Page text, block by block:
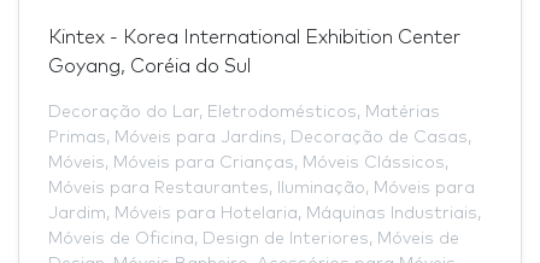
Kintex - Korea International Exhibition Center
Goyang, Coréia do Sul
Decoração do Lar, Eletrodomésticos, Matérias
Primas, Móveis para Jardins, Decoração de Casas,
Móveis, Móveis para Crianças, Móveis Clássicos,
Móveis para Restaurantes, Iluminação, Móveis para
Jardim, Móveis para Hotelaria, Máquinas Industriais,
Móveis de Oficina, Design de Interiores, Móveis de